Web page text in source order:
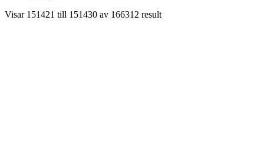
Visar 151421 till 151430 av 166312 result